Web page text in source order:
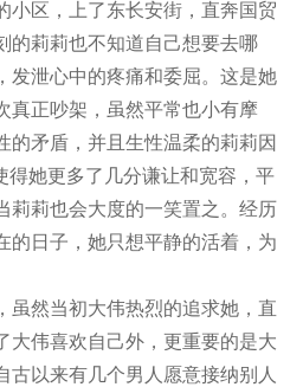
小区，上了东长安街，直奔国贸
的莉莉也不知道自己想要去哪
发泄心中的疼痛和委屈。这是她
真正吵架，虽然平常也小有摩
的矛盾，并且生性温柔的莉莉因
得她更多了几分谦让和宽容，平
莉莉也会大度的一笑置之。经历
的日子，她只想平静的活着，为
然当初大伟热烈的追求她，直
大伟喜欢自己外，更重要的是大
古以来有几个男人愿意接纳别人